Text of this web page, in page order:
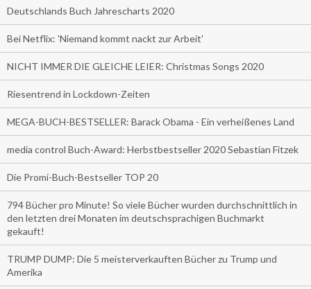
Deutschlands Buch Jahrescharts 2020
Bei Netflix: 'Niemand kommt nackt zur Arbeit'
NICHT IMMER DIE GLEICHE LEIER: Christmas Songs 2020
Riesentrend in Lockdown-Zeiten
MEGA-BUCH-BESTSELLER: Barack Obama - Ein verheißenes Land
media control Buch-Award: Herbstbestseller 2020 Sebastian Fitzek
Die Promi-Buch-Bestseller TOP 20
794 Bücher pro Minute! So viele Bücher wurden durchschnittlich in
den letzten drei Monaten im deutschsprachigen Buchmarkt
gekauft!
TRUMP DUMP: Die 5 meisterverkauften Bücher zu Trump und
Amerika